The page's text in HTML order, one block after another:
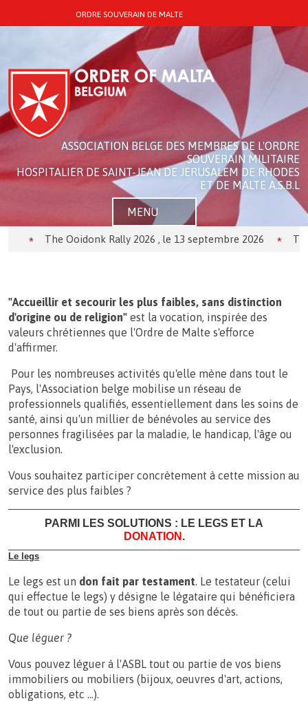
ORDRE SOUVERAIN DE MALTE
ASSOCIATION BELGE DES MEMBRES DE L'ORDRE
SOUVERAIN MILITAIRE
HOSPITALIER DE SAINT-JEAN DE JERUSALEM DE RHODES
ET DE MALTE A.S.B.L
MENU
The Ooidonk Rally 2026 , le 13 septembre 2026
"Accueillir et secourir les plus faibles, sans distinction
d'origine ou de religion" est la vocation, inspirée des
valeurs chrétiennes que l'Ordre de Malte s'efforce
d'affirmer.
Pour les nombreuses activités qu'elle mène dans tout le
Pays, l'Association belge mobilise un réseau de
professionnels qualifiés, essentiellement dans les soins de
santé, ainsi qu'un millier de bénévoles au service des
personnes fragilisées par la maladie, le handicap, l'âge ou
l'exclusion.
Vous souhaitez participer concrètement à cette mission au
service des plus faibles ?
PARMI LES SOLUTIONS : LE LEGS ET LA
DONATION .
Le legs
Le legs est un don fait par testament. Le testateur (celui
qui effectue le legs) y désigne le légataire qui bénéficiera
de tout ou partie de ses biens après son décès.
Que léguer ?
Vous pouvez léguer à l'ASBL tout ou partie de vos biens
immobiliers ou mobiliers (bijoux, oeuvres d'art, actions,
obligations, etc ...).